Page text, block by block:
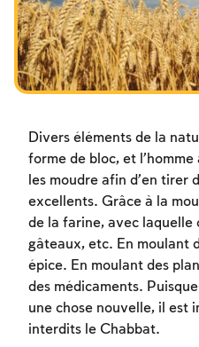
Les jeûnes liés à la
Hanouca
Pourim
Divers éléments de la
forme de bloc, et
les moudre afin d’en tirer
excellents. Grâce à la
de la farine, avec laquelle
gâteaux, etc. En moulant
épice. En moulant des
des médicaments.
une chose nouvelle, il est
interdits le Chabbat.